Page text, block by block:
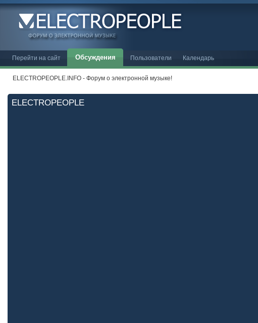
Перейти на сайт Обсуждения Пользователи Календарь
ELECTROPEOPLE.INFO - Форум о электронной музыке!
ELECTROPEOPLE